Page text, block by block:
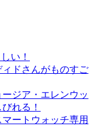
い！
ドさんがものすご
ジア・エレンウッ
れる！
ートウォッチ専用